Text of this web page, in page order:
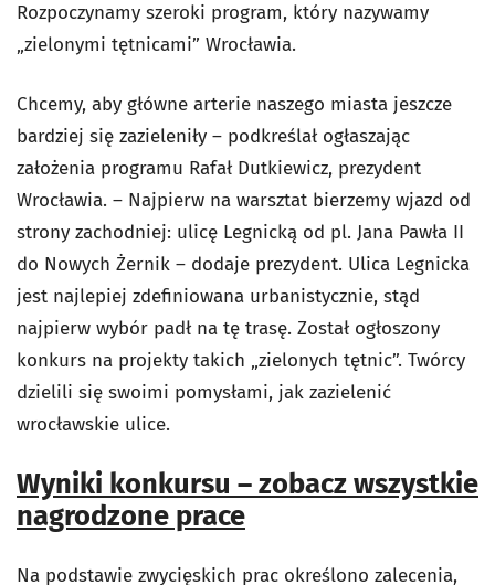
Rozpoczynamy szeroki program, który nazywamy
„zielonymi tętnicami” Wrocławia.
Chcemy, aby główne arterie naszego miasta jeszcze
bardziej się zazieleniły – podkreślał ogłaszając
założenia programu Rafał Dutkiewicz, prezydent
Wrocławia. – Najpierw na warsztat bierzemy wjazd od
strony zachodniej: ulicę Legnicką od pl. Jana Pawła II
do Nowych Żernik – dodaje prezydent. Ulica Legnicka
jest najlepiej zdefiniowana urbanistycznie, stąd
najpierw wybór padł na tę trasę. Został ogłoszony
konkurs na projekty takich „zielonych tętnic”. Twórcy
dzielili się swoimi pomysłami, jak zazielenić
wrocławskie ulice.
Wyniki konkursu – zobacz wszystkie
nagrodzone prace
Na podstawie zwycięskich prac określono zalecenia,